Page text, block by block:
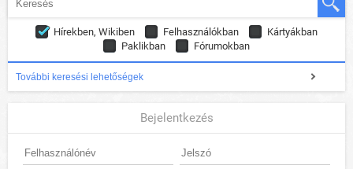
Hírekben, Wikiben Felhasználókban
Kártyákban
Paklikban
Fórumokban
További keresési lehetőségek
Bejelentkezés